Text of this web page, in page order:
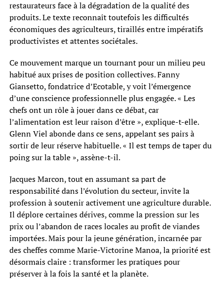
restaurateurs face à la dégradation de la qualité des
produits. Le texte reconnaît toutefois les difficultés
économiques des agriculteurs, tiraillés entre impératifs
productivistes et attentes sociétales.
Ce mouvement marque un tournant pour un milieu peu
habitué aux prises de position collectives. Fanny
Giansetto, fondatrice d’Ecotable, y voit l’émergence
d’une conscience professionnelle plus engagée. « Les
chefs ont un rôle à jouer dans ce débat, car
l’alimentation est leur raison d’être », explique-t-elle.
Glenn Viel abonde dans ce sens, appelant ses pairs à
sortir de leur réserve habituelle. « Il est temps de taper du
poing sur la table », assène-t-il.
Jacques Marcon, tout en assumant sa part de
responsabilité dans l’évolution du secteur, invite la
profession à soutenir activement une agriculture durable.
Il déplore certaines dérives, comme la pression sur les
prix ou l’abandon de races locales au profit de viandes
importées. Mais pour la jeune génération, incarnée par
des cheffes comme Marie-Victorine Manoa, la priorité est
désormais claire : transformer les pratiques pour
préserver à la fois la santé et la planète.